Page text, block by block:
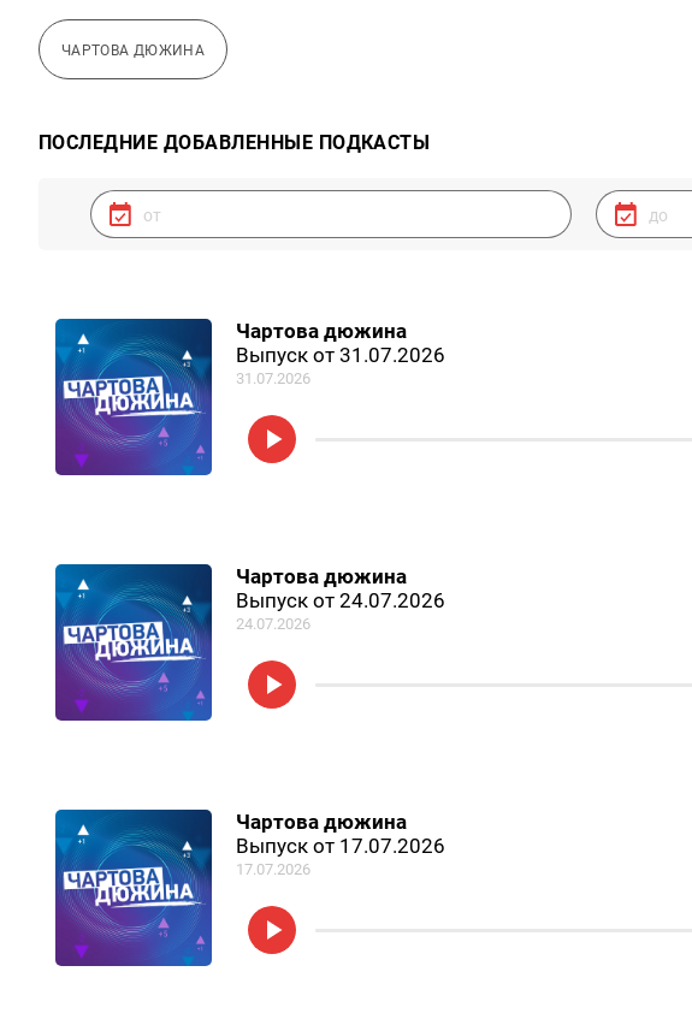
ЧАРТОВА ДЮЖИНА
ПОСЛЕДНИЕ ДОБАВЛЕННЫЕ ПОДКАСТЫ
Чартова дюжина
Выпуск от 31.07.2026
31.07.2026
Чартова дюжина
Выпуск от 24.07.2026
24.07.2026
Чартова дюжина
Выпуск от 17.07.2026
17.07.2026